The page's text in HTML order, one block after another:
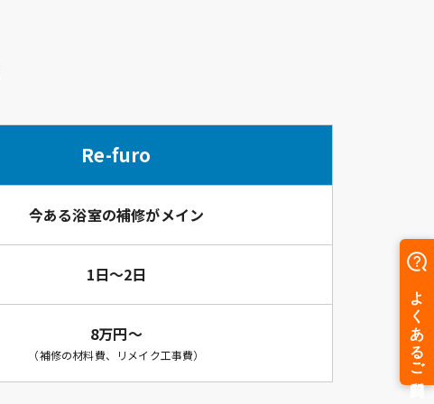
Re-furo
今ある浴室の補修がメイン
1日～2日
8万円～
（補修の材料費、リメイク工事費）